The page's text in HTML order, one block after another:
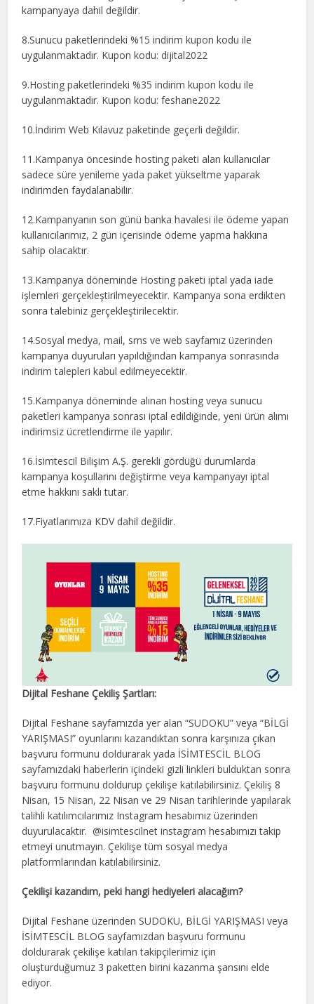
kampanyaya dahil değildir.
8.Sunucu paketlerindeki %15 indirim kupon kodu ile
uygulanmaktadır. Kupon kodu: dijital2022
9.Hosting paketlerindeki %35 indirim kupon kodu ile
uygulanmaktadır. Kupon kodu: feshane2022
10.İndirim Web Kılavuz paketinde geçerli değildir.
11.Kampanya öncesinde hosting paketi alan kullanıcılar
sadece süre yenileme yada paket yükseltme yaparak
indirimden faydalanabilir.
12.Kampanyanın son günü banka havalesi ile ödeme yapan
kullanıcılarımız, 2 gün içerisinde ödeme yapma hakkına
sahip olacaktır.
13.Kampanya döneminde Hosting paketi iptal yada iade
işlemleri gerçekleştirilmeyecektir. Kampanya sona erdikten
sonra talebiniz gerçekleştirilecektir.
14.Sosyal medya, mail, sms ve web sayfamız üzerinden
kampanya duyuruları yapıldığından kampanya sonrasında
indirim talepleri kabul edilmeyecektir.
15.Kampanya döneminde alınan hosting veya sunucu
paketleri kampanya sonrası iptal edildiğinde, yeni ürün alımı
indirimsiz ücretlendirme ile yapılır.
16.İsimtescil Bilişim A.Ş. gerekli gördüğü durumlarda
kampanya koşullarını değiştirme veya kampanyayı iptal
etme hakkını saklı tutar.
17.Fiyatlarımıza KDV dahil değildir.
Dijital Feshane Çekiliş Şartları:
Dijital Feshane sayfamızda yer alan “SUDOKU” veya “BİLGİ
YARIŞMASI” oyunlarını kazandıktan sonra karşınıza çıkan
başvuru formunu doldurarak yada İSİMTESCİL BLOG
sayfamızdaki haberlerin içindeki gizli linkleri bulduktan sonra
başvuru formunu doldurup çekilişe katılabilirsiniz. Çekiliş 8
Nisan, 15 Nisan, 22 Nisan ve 29 Nisan tarihlerinde yapılarak
talihli katılımcılarımız Instagram hesabımız üzerinden
duyurulacaktır. @isimtescilnet instagram hesabımızı takip
etmeyi unutmayın. Çekilişe tüm sosyal medya
platformlarından katılabilirsiniz.
Çekilişi kazandım, peki hangi hediyeleri alacağım?
Dijital Feshane üzerinden SUDOKU, BİLGİ YARIŞMASI veya
İSİMTESCİL BLOG sayfamızdan başvuru formunu
doldurarak çekilişe katılan takipçilerimiz için
oluşturduğumuz 3 paketten birini kazanma şansını elde
ediyor.